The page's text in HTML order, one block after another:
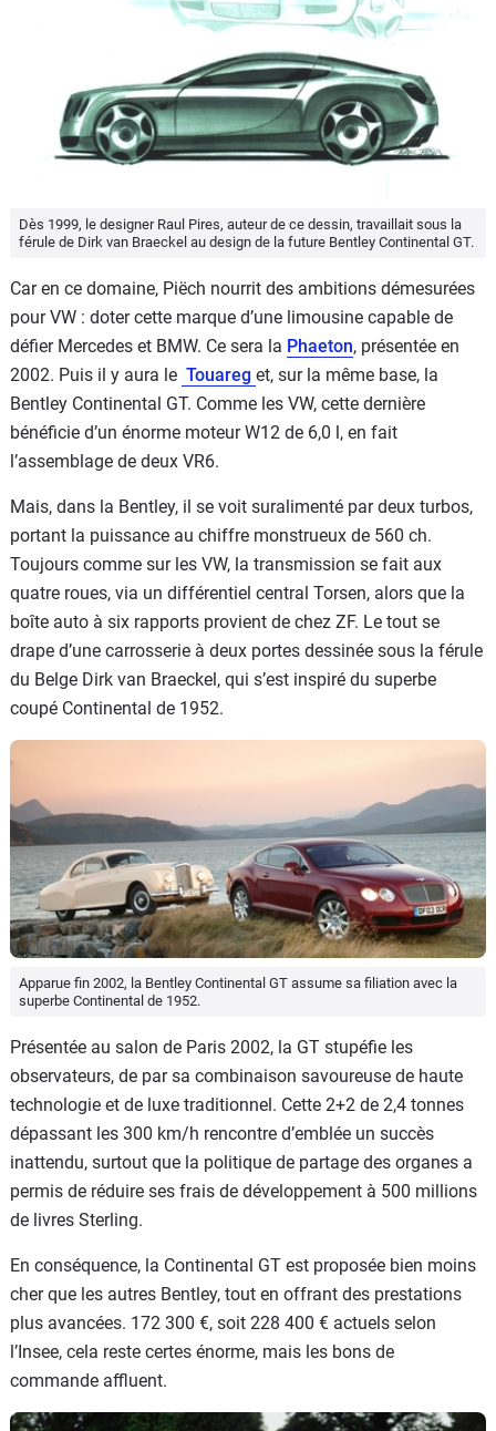
Dès 1999, le designer Raul Pires, auteur de ce dessin, travaillait sous la
férule de Dirk van Braeckel au design de la future Bentley Continental GT.
Car en ce domaine, Piëch nourrit des ambitions démesurées
pour VW : doter cette marque d’une limousine capable de
défier Mercedes et BMW. Ce sera la Phaeton, présentée en
2002. Puis il y aura le Touareg et, sur la même base, la
Bentley Continental GT. Comme les VW, cette dernière
bénéficie d’un énorme moteur W12 de 6,0 l, en fait
l’assemblage de deux VR6.
Mais, dans la Bentley, il se voit suralimenté par deux turbos,
portant la puissance au chiffre monstrueux de 560 ch.
Toujours comme sur les VW, la transmission se fait aux
quatre roues, via un différentiel central Torsen, alors que la
boîte auto à six rapports provient de chez ZF. Le tout se
drape d’une carrosserie à deux portes dessinée sous la férule
du Belge Dirk van Braeckel, qui s’est inspiré du superbe
coupé Continental de 1952.
Apparue fin 2002, la Bentley Continental GT assume sa filiation avec la
superbe Continental de 1952.
Présentée au salon de Paris 2002, la GT stupéfie les
observateurs, de par sa combinaison savoureuse de haute
technologie et de luxe traditionnel. Cette 2+2 de 2,4 tonnes
dépassant les 300 km/h rencontre d’emblée un succès
inattendu, surtout que la politique de partage des organes a
permis de réduire ses frais de développement à 500 millions
de livres Sterling.
En conséquence, la Continental GT est proposée bien moins
cher que les autres Bentley, tout en offrant des prestations
plus avancées. 172 300 €, soit 228 400 € actuels selon
l’Insee, cela reste certes énorme, mais les bons de
commande affluent.